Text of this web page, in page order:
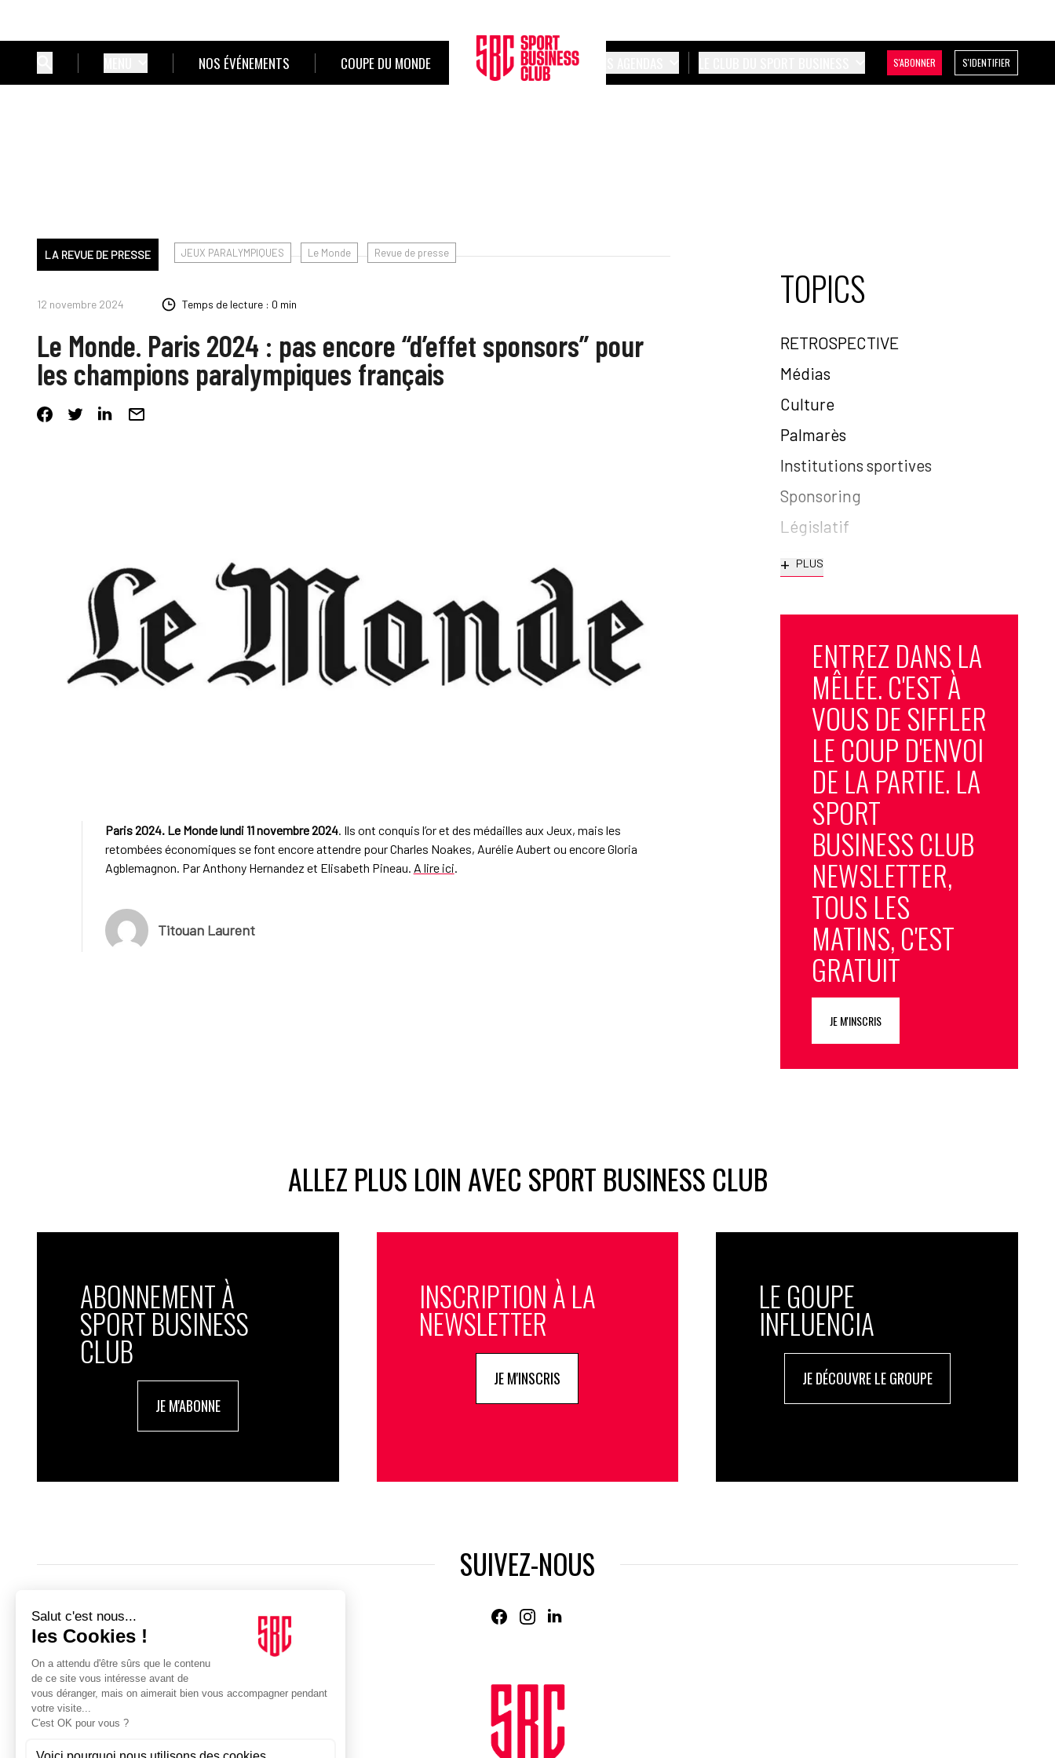
NOS ÉVÉNEMENTS COUPE DU MONDE S'ABONNER S'IDENTIFIER
LA REVUE DE PRESSE JEUX PARALYMPIQUES Le Monde Revue de presse
12 novembre 2024 Temps de lecture : 0 min
Le Monde. Paris 2024 : pas encore “d’effet sponsors” pour
les champions paralympiques français
Paris 2024. Le Monde lundi 11 novembre 2024. Ils ont conquis l’or et des médailles aux Jeux, mais les
retombées économiques se font encore attendre pour Charles Noakes, Aurélie Aubert ou encore Gloria
Agblemagnon. Par Anthony Hernandez et Elisabeth Pineau. A lire ici
Titouan Laurent
TOPICS
RETROSPECTIVE
Médias
Culture
Palmarès
Institutions sportives
Sponsoring
Législatif
+ PLUS
ENTREZ DANS LA
MÊLÉE. C'EST À
VOUS DE SIFFLER
LE COUP D'ENVOI
DE LA PARTIE. LA
SPORT
BUSINESS CLUB
NEWSLETTER,
TOUS LES
MATINS, C'EST
GRATUIT
JE M'INSCRIS
ALLEZ PLUS LOIN AVEC SPORT BUSINESS CLUB
ABONNEMENT À
SPORT BUSINESS
CLUB
JE M'ABONNE
INSCRIPTION À LA
NEWSLETTER
JE M'INSCRIS
LE GOUPE
INFLUENCIA
JE DÉCOUVRE LE GROUPE
SUIVEZ-NOUS